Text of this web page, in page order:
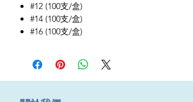
#12 (100支/盒)
#14 (100支/盒)
#16 (100支/盒)